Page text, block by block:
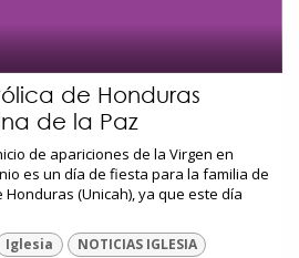
de Honduras
de la Paz
de apariciones de la Virgen en
es un día de fiesta para la familia de
(Unicah), ya que este día
Iglesia
NOTICIAS IGLESIA